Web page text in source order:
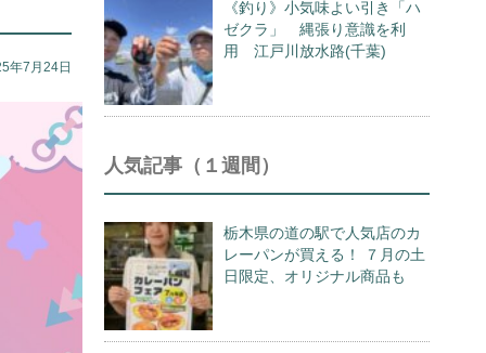
年7月24日
《釣り》小気味よい引き「ハ
ゼクラ」 縄張り意識を利
用 江戸川放水路(千葉)
人気記事（１週間）
栃木県の道の駅で人気店のカ
レーパンが買える！ ７月の土
日限定、オリジナル商品も